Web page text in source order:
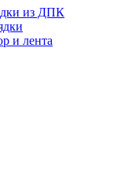
из ДПК
и лента